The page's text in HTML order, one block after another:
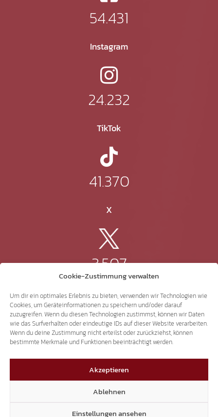
Cookie-Zustimmung verwalten
Um dir ein optimales Erlebnis zu bieten, verwenden wir Technologien wie
Cookies, um Geräteinformationen zu speichern und/oder darauf
zuzugreifen. Wenn du diesen Technologien zustimmst, können wir Daten
wie das Surfverhalten oder eindeutige IDs auf dieser Website verarbeiten.
Wenn du deine Zustimmung nicht erteilst oder zurückziehst, können
bestimmte Merkmale und Funktionen beeinträchtigt werden.
Akzeptieren
Ablehnen
Einstellungen ansehen
54.431
Instagram
24.232
TikTok
41.370
X
3.507
Threads
3.401
YouTube